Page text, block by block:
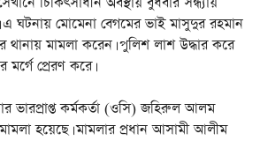
এ ঘটনায় মোমেনা বেগমের ভাই মাসুদুর রহমান
মামলা করেন। পুলিশ লাশ উদ্ধার করে
প্রেরণ করে।
ভারপ্রাপ্ত কর্মকর্তা (ওসি) জহিরুল আলম
হয়েছে। মামলার প্রধান আসামী আলীম